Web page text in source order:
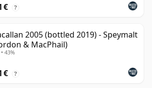
€ ?
2005 (bottled 2019) - Speymalt
& MacPhail)
43%
€ ?